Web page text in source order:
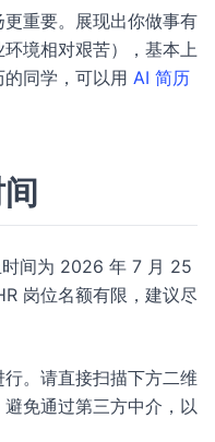
重要。展现出你做事有
境相对艰苦），基本上
同学，可以用 AI 简历
时间为 2026 年 7 月 25
岗位名额有限，建议尽
。请直接扫描下方二维
免通过第三方中介，以